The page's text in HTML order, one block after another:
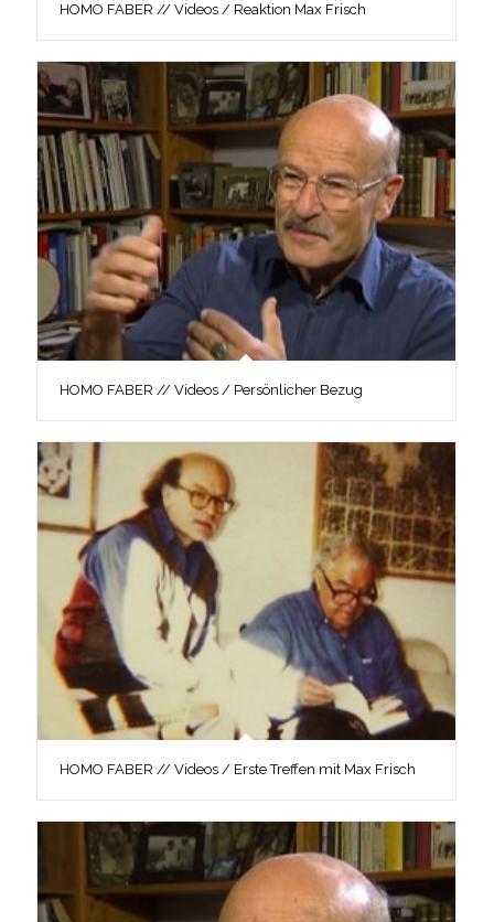
HOMO FABER // Videos / Reaktion Max Frisch
HOMO FABER // Videos / Persönlicher Bezug
HOMO FABER // Videos / Erste Treffen mit Max Frisch